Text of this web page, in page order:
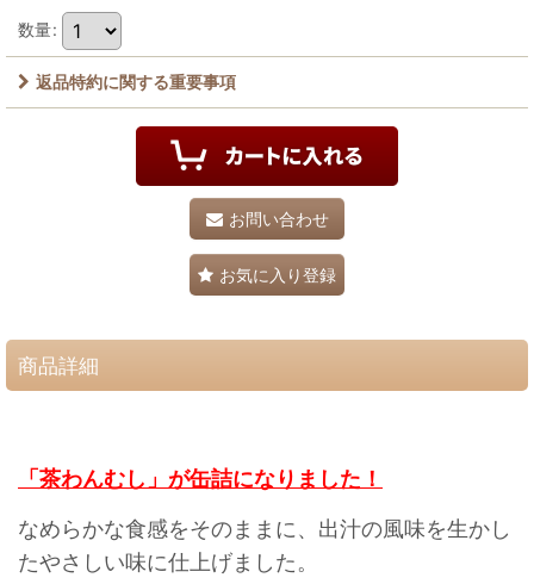
数量:
返品特約に関する重要事項
お問い合わせ
お気に入り登録
商品詳細
「茶わんむし」が缶詰になりました！
なめらかな食感をそのままに、出汁の風味を生かし
たやさしい味に仕上げました。